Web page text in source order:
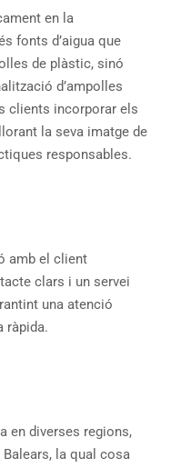
en la
fonts d’aigua que
de plàstic, sinó
d’ampolles
clients incorporar els
la seva imatge de
responsables.
amb el client
clars i un servei
una atenció
ràpida.
en diverses regions,
la qual cosa